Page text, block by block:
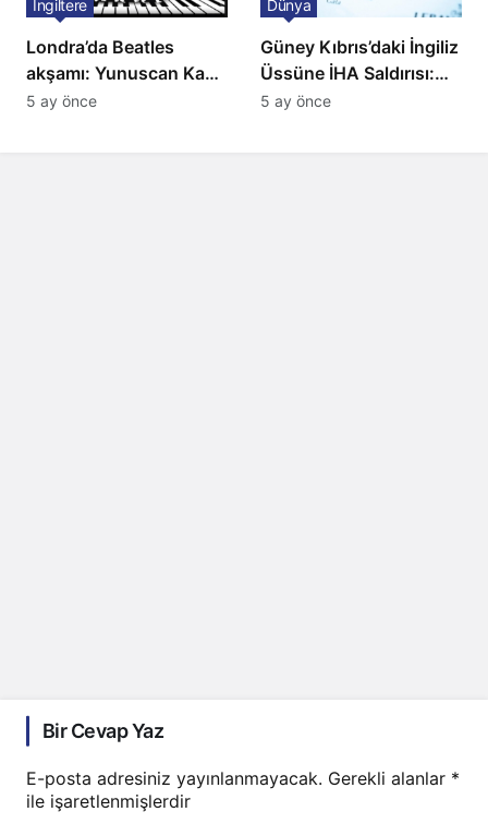
Londra’da Beatles
akşamı: Yunuscan Kaya
klasik yorumuyla
İngiltere
5 ay önce
Güney Kıbrıs’daki İngiliz
Üssüne İHA Saldırısı:
Patlama, Sirenler ve
Dünya
5 ay önce
Bir Cevap Yaz
E-posta adresiniz yayınlanmayacak. Gerekli alanlar *
ile işaretlenmişlerdir